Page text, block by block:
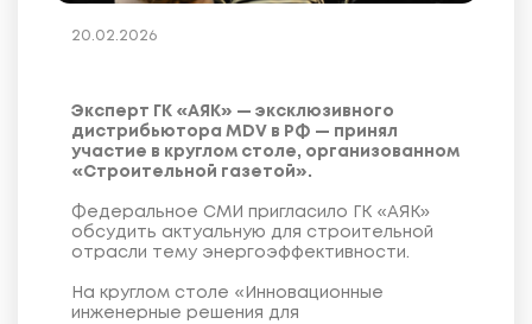
20.02.2026
Эксперт ГК «АЯК» — эксклюзивного
дистрибьютора MDV в РФ — принял
участие в круглом столе, организованном
«Строительной газетой».
Федеральное СМИ пригласило ГК «АЯК»
обсудить актуальную для строительной
отрасли тему энергоэффективности.
На круглом столе «Инновационные
инженерные решения для